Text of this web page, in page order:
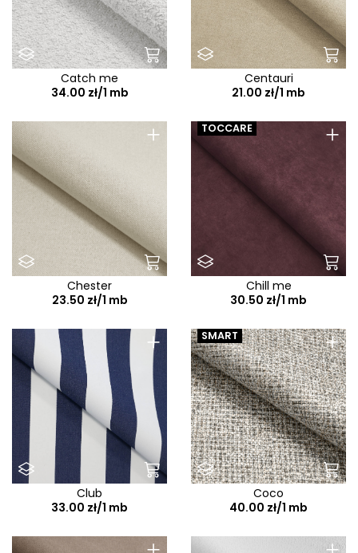
Catch me
34.00 zł/1 mb
Centauri
21.00 zł/1 mb
+
Chester
23.50 zł/1 mb
+
TOCCARE
Chill me
30.50 zł/1 mb
+
Club
33.00 zł/1 mb
+
SMART
Coco
40.00 zł/1 mb